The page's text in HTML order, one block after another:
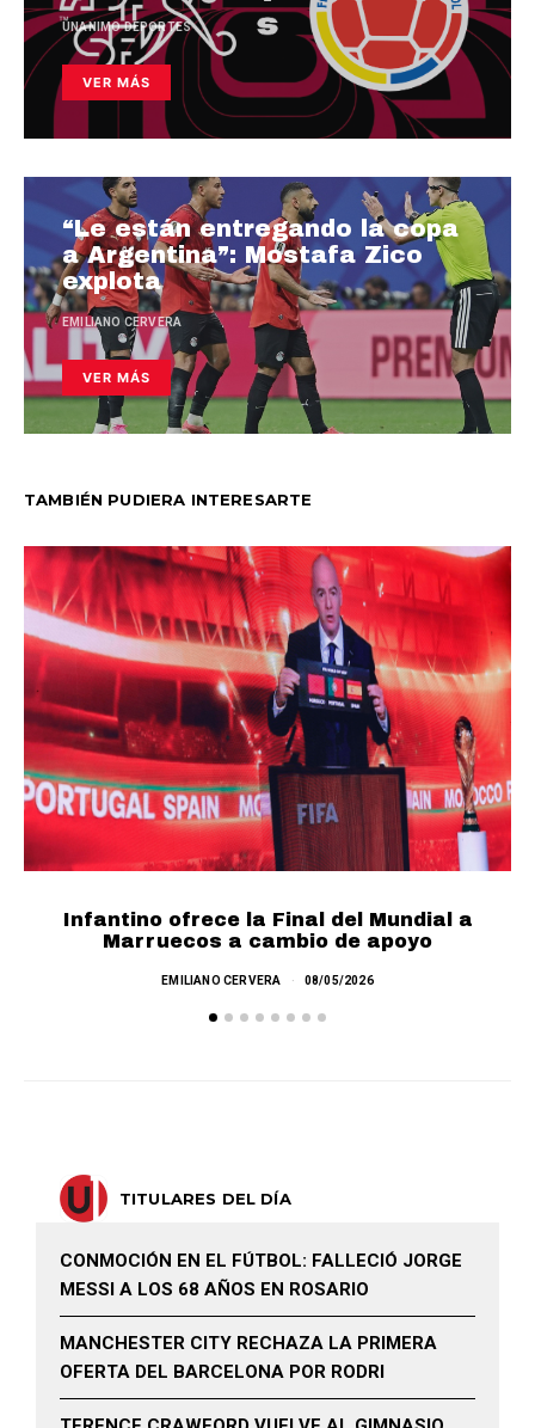
UNANIMO DEPORTES
VER MÁS
“Le están entregando la copa
a Argentina”: Mostafa Zico
explota
EMILIANO CERVERA
VER MÁS
TAMBIÉN PUDIERA INTERESARTE
Infantino ofrece la Final del Mundial a
Marruecos a cambio de apoyo
EMILIANO CERVERA 08/05/2026
TITULARES DEL DÍA
CONMOCIÓN EN EL FÚTBOL: FALLECIÓ JORGE
MESSI A LOS 68 AÑOS EN ROSARIO
MANCHESTER CITY RECHAZA LA PRIMERA
OFERTA DEL BARCELONA POR RODRI